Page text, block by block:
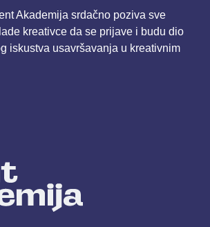
Akademija srdačno poziva sve
kreativce da se prijave i budu dio
iskustva usavršavanja u kreativnim